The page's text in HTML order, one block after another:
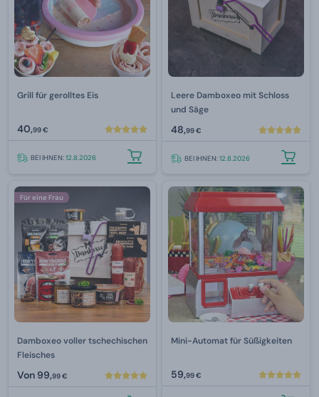
Grill für gerolltes Eis
40,99 €
BEI IHNEN:12.8.2026
Leere Damboxeo mit Schloss
und Säge
48,99 €
BEI IHNEN:12.8.2026
Für eine Frau
Damboxeo voller tschechischen
Fleisches
Von 99,99 €
Mini-Automat für Süßigkeiten
59,99 €